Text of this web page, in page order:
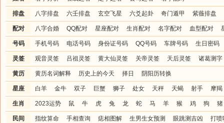
排盘 八字排盘 六壬排盘 玄空飞星 六爻起卦 奇门遁甲 紫薇排盘
配对 八字合婚 QQ配对 星座配对 生肖配对 名字配对 血型配对
号码 手机号码 电话号码 身份证号码 QQ号码 车牌号码 生日密码
灵签 观音灵签 吕祖灵签 黄大仙灵签 关帝灵签 天后灵签 诸葛测字
黄历 黄历名词解释 历史上的今天 择日 阴阳历转换
星座 白羊 金牛 双子 巨蟹 狮子 处女 天秤 天蝎 射手 摩羯
生肖 2023运势 鼠 牛 虎 兔 龙 蛇 马 羊 猴 鸡 狗 猪
民间 指纹算命 手相查询 痣相图解 生男生女预测 眼跳测吉凶 打喷